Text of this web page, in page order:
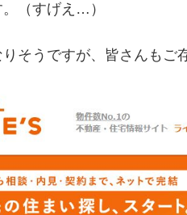
（すげえ…）
そうですが、皆さんも